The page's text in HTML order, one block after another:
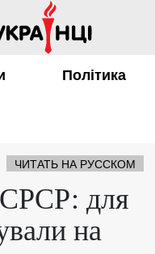
Політика
ЧИТАТЬ НА РУССКОМ
для
на